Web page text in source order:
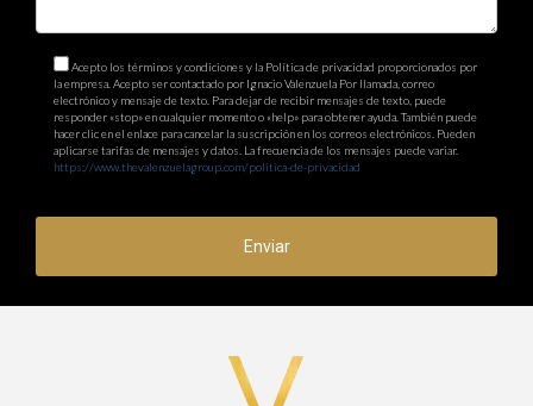
Acepto los términos y condiciones y la Política de privacidad proporcionados por
la empresa. Acepto ser contactado por Ignacio Valenzuela Por llamada, correo
electrónico y mensaje de texto. Para dejar de recibir mensajes de texto, puede
responder «stop» en cualquier momento o «help» para obtener ayuda. También puede
hacer clic en el enlace para cancelar la suscripción en los correos electrónicos. Pueden
aplicarse tarifas de mensajes y datos. La frecuencia de los mensajes puede variar.
https://www.thevalenzuelagroup.com/politica-de-privacidad
Enviar